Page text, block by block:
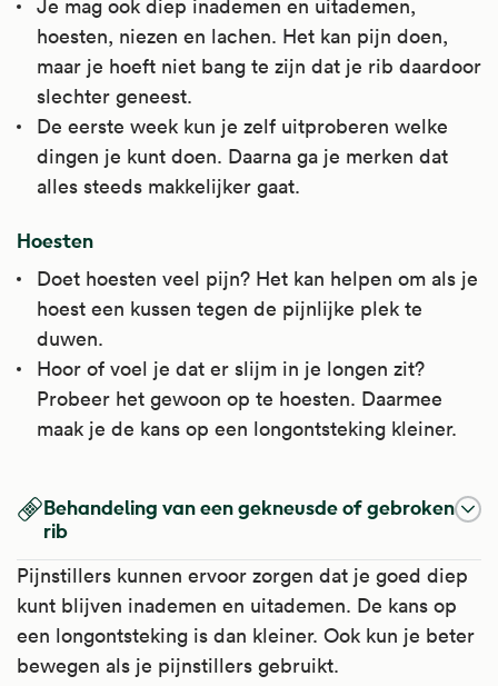
Je mag ook diep inademen en uitademen,
hoesten, niezen en lachen. Het kan pijn doen,
maar je hoeft niet bang te zijn dat je rib daardoor
slechter geneest.
De eerste week kun je zelf uitproberen welke
dingen je kunt doen. Daarna ga je merken dat
alles steeds makkelijker gaat.
Hoesten
Doet hoesten veel pijn? Het kan helpen om als je
hoest een kussen tegen de pijnlijke plek te
duwen.
Hoor of voel je dat er slijm in je longen zit?
Probeer het gewoon op te hoesten. Daarmee
maak je de kans op een longontsteking kleiner.
Behandeling van een gekneusde of gebroken
rib
Pijnstillers kunnen ervoor zorgen dat je goed diep
kunt blijven inademen en uitademen. De kans op
een longontsteking is dan kleiner. Ook kun je beter
bewegen als je pijnstillers gebruikt.